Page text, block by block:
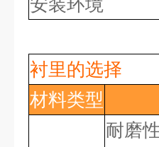
安装环境
衬里的选择
材料类型
耐磨